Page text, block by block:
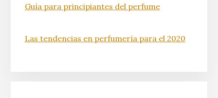
Guía para principiantes del perfume
Las tendencias en perfumería para el 2020